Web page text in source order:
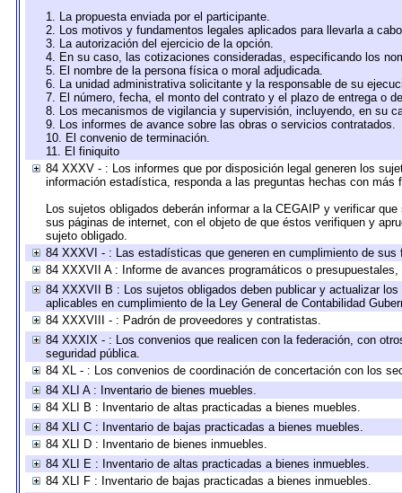
1. La propuesta enviada por el participante.
2. Los motivos y fundamentos legales aplicados para llevarla a
3. La autorización del ejercicio de la opción.
4. En su caso, las cotizaciones consideradas, especificando los
5. El nombre de la persona física o moral adjudicada.
6. La unidad administrativa solicitante y la responsable de su
7. El número, fecha, el monto del contrato y el plazo de entrega o
8. Los mecanismos de vigilancia y supervisión, incluyendo, en su
9. Los informes de avance sobre las obras o servicios contratados.
10. El convenio de terminación.
11. El finiquito
84 XXXV - : Los informes que por disposición legal generen los
información estadística, responda a las preguntas hechas con más
Los sujetos obligados deberán informar a la CEGAIP y verificar
sus páginas de internet, con el objeto de que éstos verifiquen y
sujeto obligado.
84 XXXVI - : Las estadísticas que generen en cumplimiento de
84 XXXVII A : Informe de avances programáticos o
84 XXXVII B : Los sujetos obligados deben publicar y actualizar
aplicables en cumplimiento de la Ley General de Contabilidad
84 XXXVIII - : Padrón de proveedores y contratistas.
84 XXXIX - : Los convenios que realicen con la federación, con
seguridad pública.
84 XL - : Los convenios de coordinación de concertación con los
84 XLI A : Inventario de bienes muebles.
84 XLI B : Inventario de altas practicadas a bienes muebles.
84 XLI C : Inventario de bajas practicadas a bienes muebles.
84 XLI D : Inventario de bienes inmuebles.
84 XLI E : Inventario de altas practicadas a bienes inmuebles.
84 XLI F : Inventario de bajas practicadas a bienes inmuebles.